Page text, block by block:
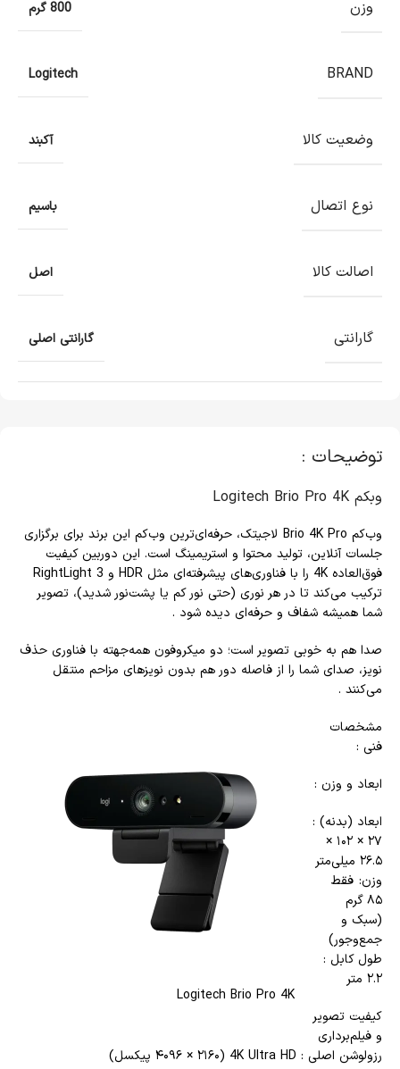
توضیحات :
وبکم Logitech Brio Pro 4K
وب‌کم Brio 4K Pro لاجیتک، حرفه‌ای‌ترین وب‌کم این برند برای برگزاری
جلسات آنلاین، تولید محتوا و استریمینگ است. این دوربین کیفیت
فوق‌العاده 4K را با فناوری‌های پیشرفته‌ای مثل HDR و RightLight 3
ترکیب می‌کند تا در هر نوری (حتی نور کم یا پشت‌نور شدید)، تصویر
شما همیشه شفاف و حرفه‌ای دیده شود .
صدا هم به خوبی تصویر است؛ دو میکروفون همه‌جهته با فناوری حذف
نویز، صدای شما را از فاصله دور هم بدون نویزهای مزاحم منتقل
می‌کنند .
Logitech Brio Pro 4K
مشخصات
فنی :
ابعاد و وزن :
ابعاد (بدنه) :
۲۷ × ۱۰۲ ×
۲۶.۵ میلی‌متر
وزن: فقط
۸۵ گرم
(سبک و
جمع‌وجور)
طول کابل :
۲.۲ متر
کیفیت تصویر
و فیلم‌برداری
رزولوشن اصلی : 4K Ultra HD (۴۰۹۶ × ۲۱۶۰ پیکسل)
وزن 800 گرم
BRAND
Logitech
وضعیت کالا آکبند
نوع اتصال باسیم
اصالت کالا اصل
گارانتی گارانتی اصلی